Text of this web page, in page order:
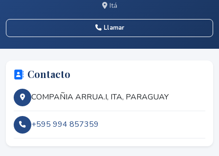
Itá
Llamar
Contacto
COMPAÑIA ARRUA.I, ITA, PARAGUAY
+595 994 857359